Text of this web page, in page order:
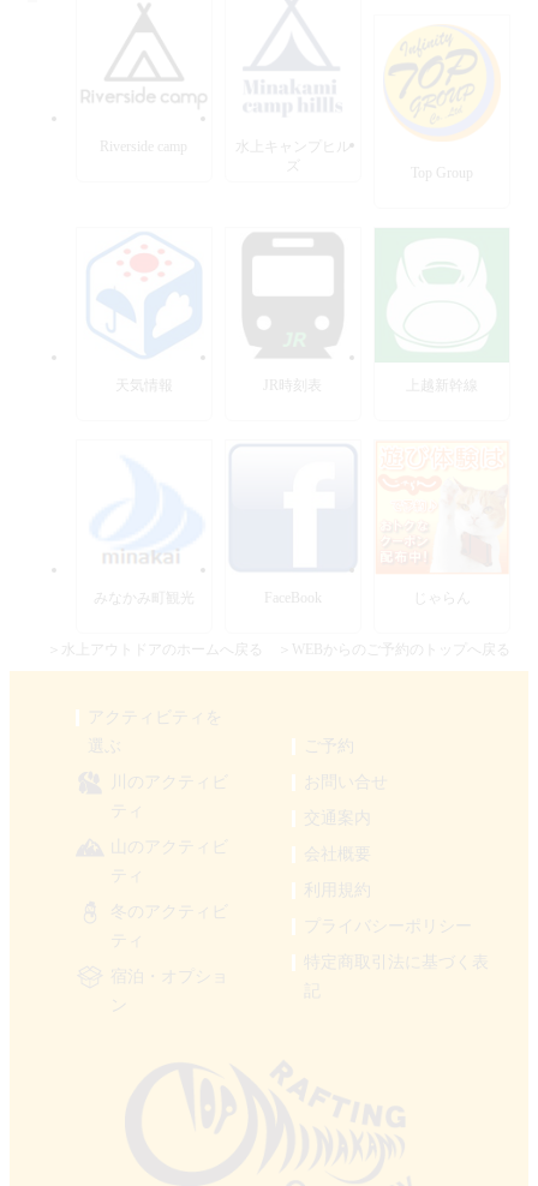
Riverside camp
水上キャンプヒル
Top Group
天気情報 JR時刻表
みなかみ町観光 FaceBook じゃらん
＞水上アウトドアのホームへ戻る ＞WEBからのご予約のトップへ戻る
アクティビティを
川のアクティビ
ティ
山のアクティビ
ティ
冬のアクティビ
ティ
宿泊・オプショ
ン
ご予約
お問い合せ
交通案内
会社概要
利用規約
プライバシーポリシー
特定商取引法に基づく表
記